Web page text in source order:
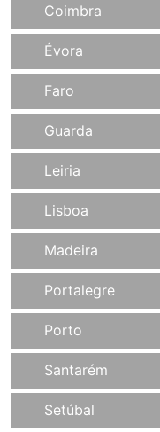
Coimbra
Évora
Faro
Guarda
Leiria
Lisboa
Madeira
Portalegre
Porto
Santarém
Setúbal